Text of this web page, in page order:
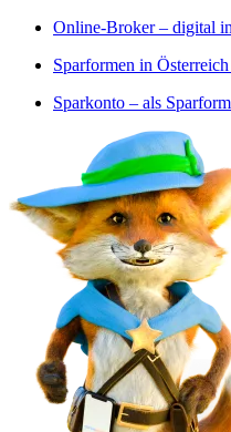
Online-Broker – digital
Sparformen in
Sparkonto – als